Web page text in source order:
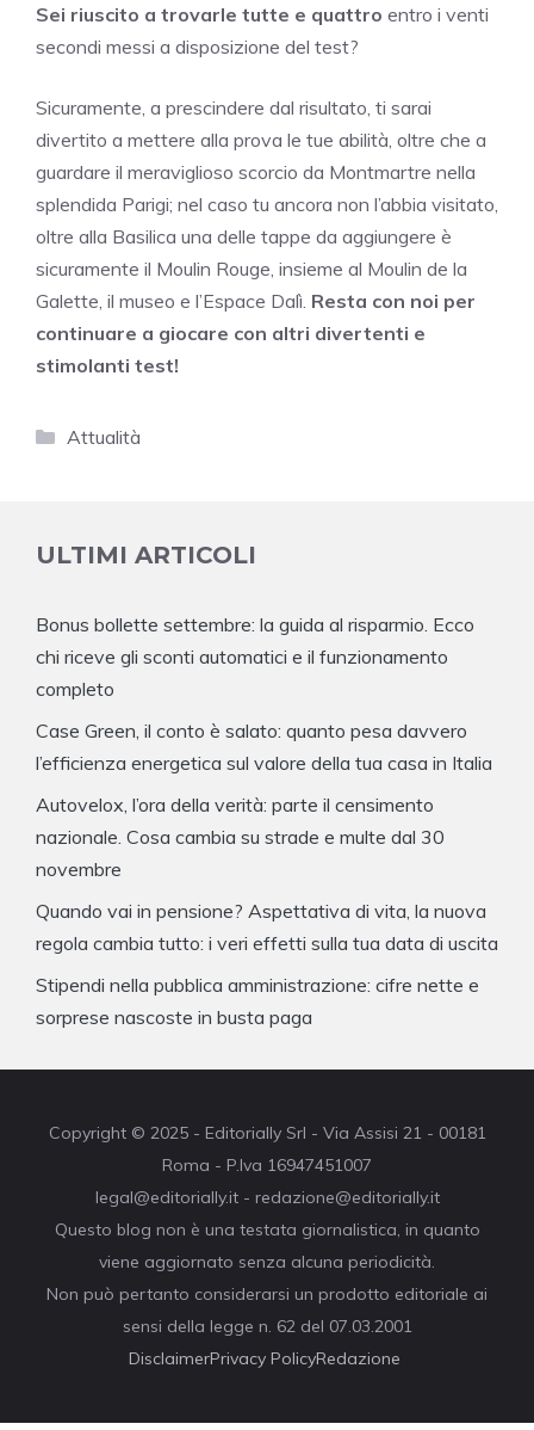
Sei riuscito a trovarle tutte e quattro entro i venti
secondi messi a disposizione del test?
Sicuramente, a prescindere dal risultato, ti sarai
divertito a mettere alla prova le tue abilità, oltre che a
guardare il meraviglioso scorcio da Montmartre nella
splendida Parigi; nel caso tu ancora non l’abbia visitato,
oltre alla Basilica una delle tappe da aggiungere è
sicuramente il Moulin Rouge, insieme al Moulin de la
Galette, il museo e l’Espace Dalì. Resta con noi per
continuare a giocare con altri divertenti e
stimolanti test!
Categorie
Attualità
ULTIMI ARTICOLI
Bonus bollette settembre: la guida al risparmio. Ecco
chi riceve gli sconti automatici e il funzionamento
completo
Case Green, il conto è salato: quanto pesa davvero
l’efficienza energetica sul valore della tua casa in Italia
Autovelox, l’ora della verità: parte il censimento
nazionale. Cosa cambia su strade e multe dal 30
novembre
Quando vai in pensione? Aspettativa di vita, la nuova
regola cambia tutto: i veri effetti sulla tua data di uscita
Stipendi nella pubblica amministrazione: cifre nette e
sorprese nascoste in busta paga
Copyright © 2025 - Editorially Srl - Via Assisi 21 - 00181
Roma - P.Iva 16947451007
legal@editorially.it - redazione@editorially.it
Questo blog non è una testata giornalistica, in quanto
viene aggiornato senza alcuna periodicità.
Non può pertanto considerarsi un prodotto editoriale ai
sensi della legge n. 62 del 07.03.2001
DisclaimerPrivacy PolicyRedazione